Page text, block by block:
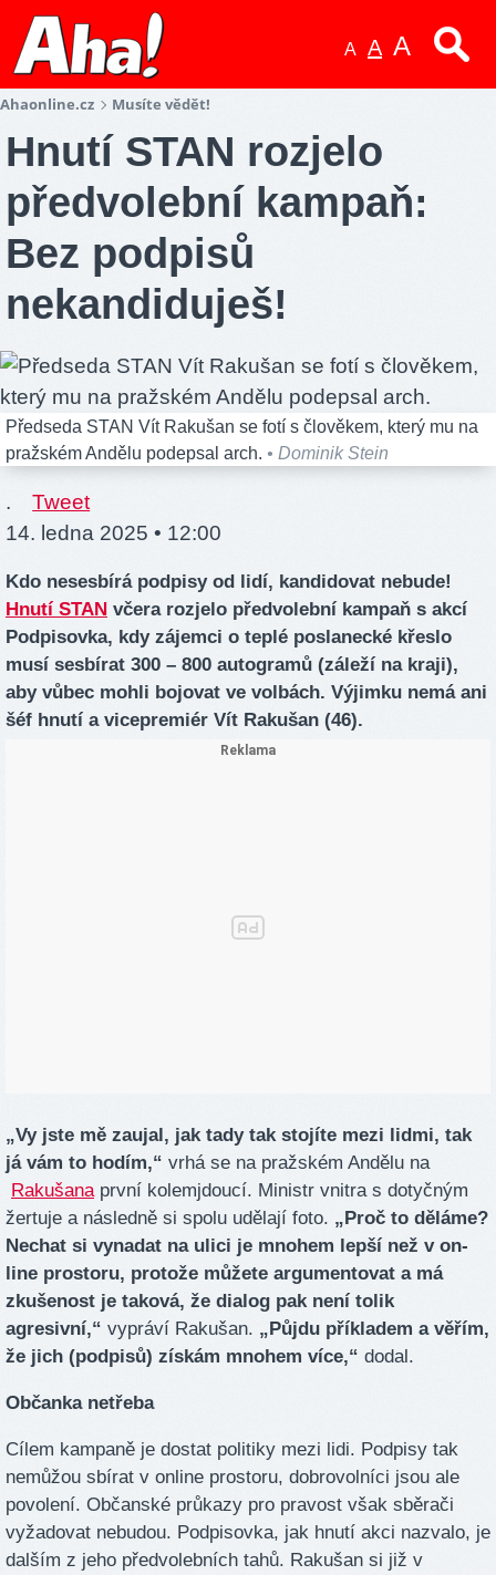
A A A
Ahaonline.cz Musíte vědět!
Hnutí STAN rozjelo
předvolební kampaň:
Bez podpisů
nekandiduješ!
Předseda STAN Vít Rakušan se fotí s člověkem, který mu na
pražském Andělu podepsal arch. • Dominik Stein
.
Tweet
14. ledna 2025 • 12:00
Kdo nesesbírá podpisy od lidí, kandidovat nebude!
Hnutí STAN včera rozjelo předvolební kampaň s akcí
Podpisovka, kdy zájemci o teplé poslanecké křeslo
musí sesbírat 300 – 800 autogramů (záleží na kraji),
aby vůbec mohli bojovat ve volbách. Výjimku nemá ani
šéf hnutí a vicepremiér Vít Rakušan (46).
„Vy jste mě zaujal, jak tady tak stojíte mezi lidmi, tak
já vám to hodím,“ vrhá se na pražském Andělu na
Rakušanaprvní kolemjdoucí. Ministr vnitra s dotyčným
žertuje a následně si spolu udělají foto. „Proč to děláme?
Nechat si vynadat na ulici je mnohem lepší než v on-
line prostoru, protože můžete argumentovat a má
zkušenost je taková, že dialog pak není tolik
agresivní,“ vypráví Rakušan. „Půjdu příkladem a věřím,
že jich (podpisů) získám mnohem více,“ dodal.
Občanka netřeba
Cílem kampaně je dostat politiky mezi lidi. Podpisy tak
nemůžou sbírat v online prostoru, dobrovolníci jsou ale
povolení. Občanské průkazy pro pravost však sběrači
vyžadovat nebudou. Podpisovka, jak hnutí akci nazvalo, je
dalším z jeho předvolebních tahů. Rakušan si již v